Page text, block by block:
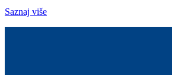
Saznaj više